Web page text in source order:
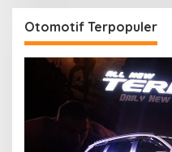
Otomotif Terpopuler